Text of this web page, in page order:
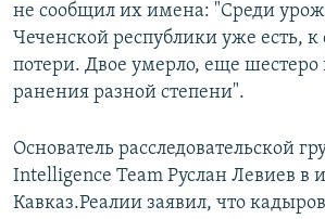
не сообщил их имена: "Среди
Чеченской республики уже есть,
потери. Двое умерло, еще шестеро
ранения разной степени".
Основатель расследовательской
Intelligence Team Руслан Левиев в
Кавказ.Реалии заявил, что